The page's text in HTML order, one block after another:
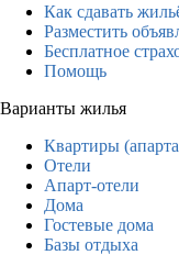
Как сдавать
Разместить
Бесплатное
Помощь
Варианты жилья
Квартиры
Отели
Апарт-отели
Дома
Гостевые дома
Базы отдыха